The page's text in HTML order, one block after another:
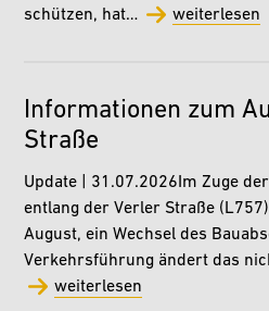
schützen, hat…
weiterlesen
Informationen zum
Straße
Update | 31.07.2026Im Zuge
entlang der Verler Straße
August, ein Wechsel des
Verkehrsführung ändert das
weiterlesen